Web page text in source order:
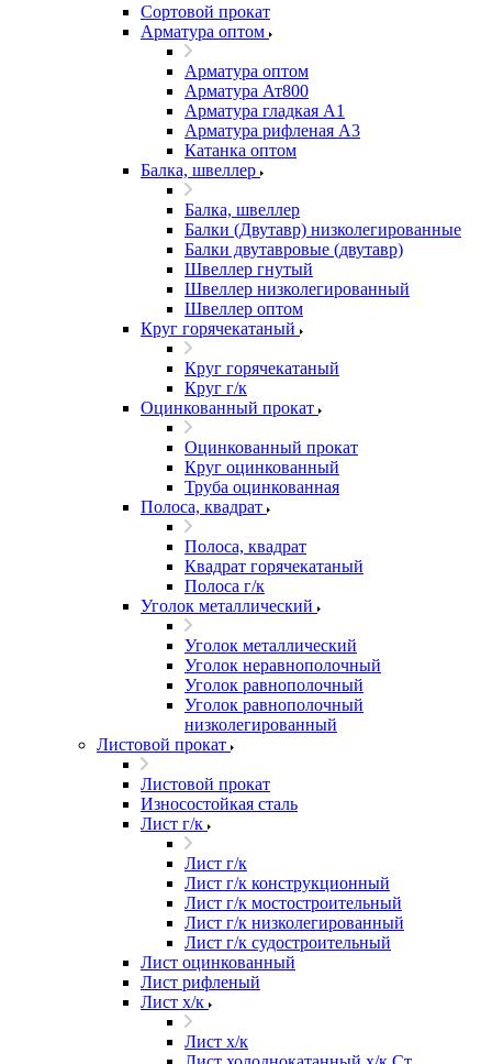
Сортовой прокат
Арматура оптом
Арматура оптом
Арматура Ат800
Арматура гладкая А1
Арматура рифленая А3
Катанка оптом
Балка, швеллер
Балка, швеллер
Балки (Двутавр) низколегированные
Балки двутавровые (двутавр)
Швеллер гнутый
Швеллер низколегированный
Швеллер оптом
Круг горячекатаный
Круг горячекатаный
Круг г/к
Оцинкованный прокат
Оцинкованный прокат
Круг оцинкованный
Труба оцинкованная
Полоса, квадрат
Полоса, квадрат
Квадрат горячекатаный
Полоса г/к
Уголок металлический
Уголок металлический
Уголок неравнополочный
Уголок равнополочный
Уголок равнополочный
низколегированный
Листовой прокат
Листовой прокат
Износостойкая сталь
Лист г/к
Лист г/к
Лист г/к конструкционный
Лист г/к мостостроительный
Лист г/к низколегированный
Лист г/к судостроительный
Лист оцинкованный
Лист рифленый
Лист х/к
Лист х/к